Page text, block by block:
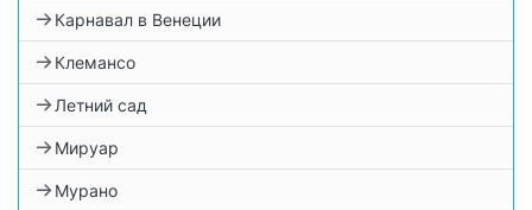
Карнавал в Венеции
Клемансо
Летний сад
Мируар
Мурано